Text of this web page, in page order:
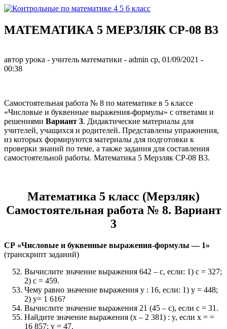
Перейти к основному содержанию
Контрольные
математике 4
МАТЕМАТИКА 5 МЕРЗЛЯК СР-08 В3
автор урока - учитель математики - admin ср, 01/09/2021 -
00:38
Самостоятельная работа № 8 по математике в 5 классе
«Числовые и буквенные выражения-формулы» с ответами и
решениями Вариант 3. Дидактические материалы для
учителей, учащихся и родителей. Представлены упражнения,
из которых формируются материалы для подготовки к
проверки знаний по теме, а также задания для составления
самостоятельной работы. Математика 5 Мерзляк СР-08 В3.
Математика 5 класс (Мерзляк)
Самостоятельная работа № 8. Вариант
3
СР «Числовые и буквенные выражения-формулы — 1»
(транскрипт заданий)
Вычислите значение выражения 642 – с, если: 1) с = 327;
2) с = 459.
Чему равно значение выражения y : 16, если: 1) у = 448;
2) у= 1 616?
Вычислите значение выражения 21 (45 – с), если с = 31.
Найдите значение выражения (x – 2 381) : y, если х = =
16 857; у = 47.